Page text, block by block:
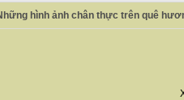
hình ảnh chân thực trên quê